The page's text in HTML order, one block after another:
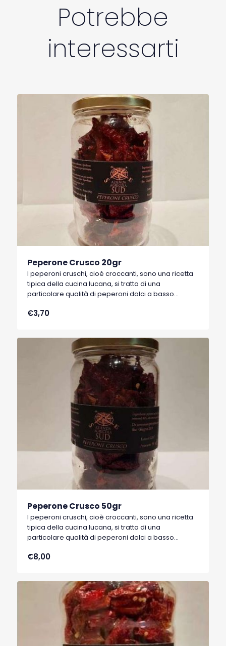
Potrebbe
interessarti
Peperone Crusco 20gr
I peperoni cruschi, cioè croccanti, sono una ricetta
tipica della cucina lucana, si tratta di una
particolare qualità di peperoni dolci a basso
Basilicata, che hanno ottenuto nel 1996 il marchio
€3,70
Peperone Crusco 50gr
I peperoni cruschi, cioè croccanti, sono una ricetta
tipica della cucina lucana, si tratta di una
particolare qualità di peperoni dolci a basso
Basilicata, che hanno ottenuto nel 1996 il marchio
€8,00